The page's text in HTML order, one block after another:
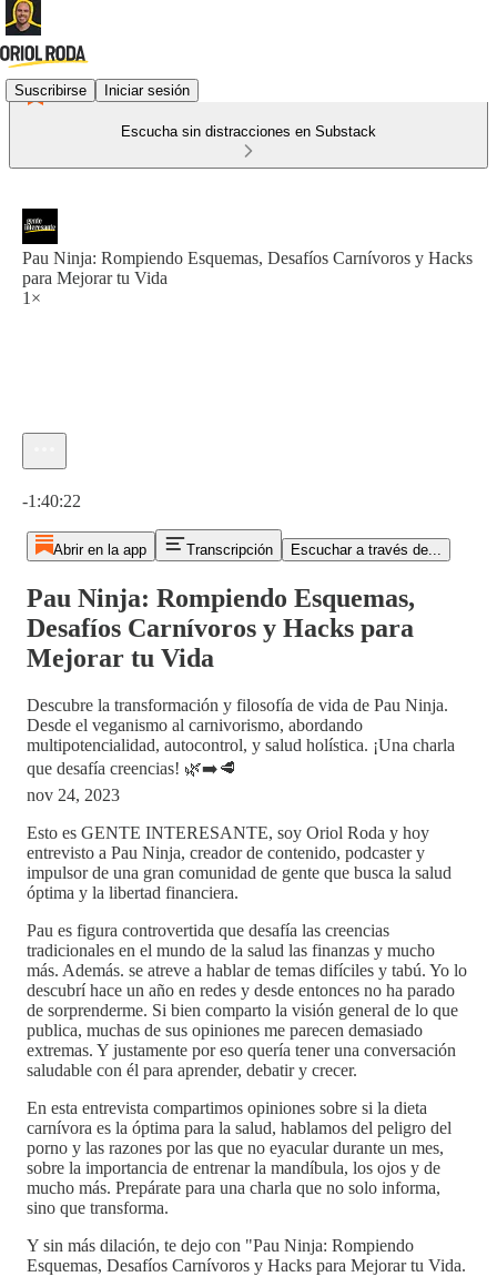
Suscribirse Iniciar sesión
Escucha sin distracciones en Substack
Pau Ninja: Rompiendo Esquemas, Desafíos Carnívoros y Hacks
para Mejorar tu Vida
1×
-1:40:22
Abrir en la app Transcripción Escuchar a través de...
Pau Ninja: Rompiendo Esquemas,
Desafíos Carnívoros y Hacks para
Mejorar tu Vida
Descubre la transformación y filosofía de vida de Pau Ninja.
Desde el veganismo al carnivorismo, abordando
multipotencialidad, autocontrol, y salud holística. ¡Una charla
que desafía creencias! 🌿➡️🥩
nov 24, 2023
Esto es GENTE INTERESANTE, soy Oriol Roda y hoy
entrevisto a Pau Ninja, creador de contenido, podcaster y
impulsor de una gran comunidad de gente que busca la salud
óptima y la libertad financiera.
Pau es figura controvertida que desafía las creencias
tradicionales en el mundo de la salud las finanzas y mucho
más. Además. se atreve a hablar de temas difíciles y tabú. Yo lo
descubrí hace un año en redes y desde entonces no ha parado
de sorprenderme. Si bien comparto la visión general de lo que
publica, muchas de sus opiniones me parecen demasiado
extremas. Y justamente por eso quería tener una conversación
saludable con él para aprender, debatir y crecer.
En esta entrevista compartimos opiniones sobre si la dieta
carnívora es la óptima para la salud, hablamos del peligro del
porno y las razones por las que no eyacular durante un mes,
sobre la importancia de entrenar la mandíbula, los ojos y de
mucho más. Prepárate para una charla que no solo informa,
sino que transforma.
Y sin más dilación, te dejo con "Pau Ninja: Rompiendo
Esquemas, Desafíos Carnívoros y Hacks para Mejorar tu Vida.